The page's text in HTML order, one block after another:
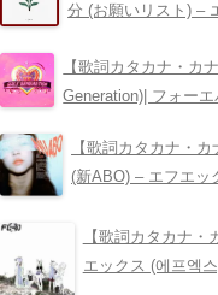
ン
分 (お願いリスト) –
【歌詞カタカナ・カ
Generation)| フォー
【歌詞カタカナ・
(新ABO) – エフエッ
【歌詞カタカナ
エックス (에프엑